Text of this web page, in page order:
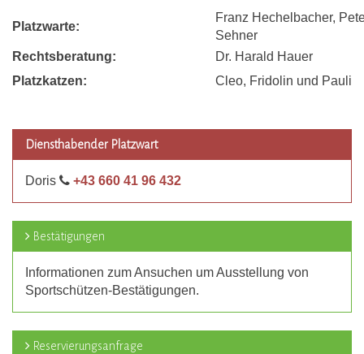
Platzwarte:
Franz Hechelbacher,
Sehner
Rechtsberatung:
Dr. Harald Hauer
Platzkatzen:
Cleo, Fridolin und Pauli
Diensthabender Platzwart
Doris +43 660 41 96 432
Bestätigungen
Informationen zum Ansuchen um Ausstellung von
Sportschützen-Bestätigungen.
Reservierungsanfrage